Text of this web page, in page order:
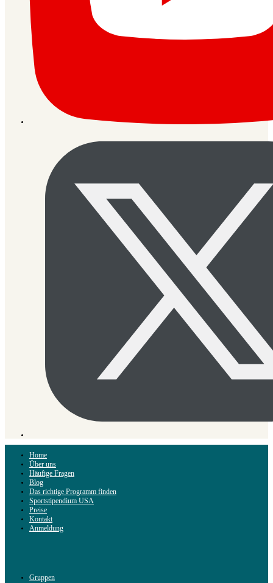
Home
Über uns
Häufige Fragen
Blog
Das richtige Programm finden
Sportstipendium USA
Preise
Kontakt
Anmeldung
Gruppen